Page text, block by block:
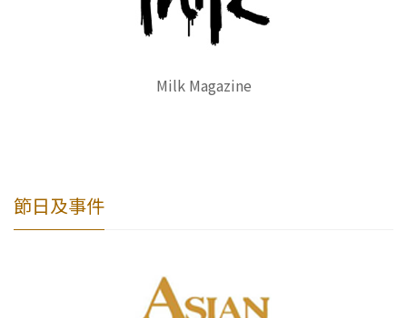
Milk Magazine
節日及事件